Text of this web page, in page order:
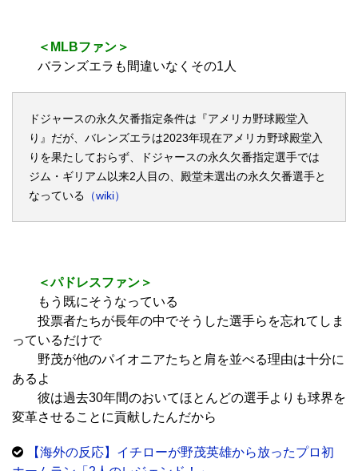
＜MLBファン＞
バランズエラも間違いなくその1人
ドジャースの永久欠番指定条件は『アメリカ野球殿堂入
り』だが、バレンズエラは2023年現在アメリカ野球殿堂入
りを果たしておらず、ドジャースの永久欠番指定選手では
ジム・ギリアム以来2人目の、殿堂未選出の永久欠番選手と
なっている （wiki）
＜パドレスファン＞
もう既にそうなっている
投票者たちが長年の中でそうした選手らを忘れてしま
っているだけで
野茂が他のパイオニアたちと肩を並べる理由は十分に
あるよ
彼は過去30年間のおいてほとんどの選手よりも球界を
変革させることに貢献したんだから
【海外の反応】イチローが野茂英雄から放ったプロ初